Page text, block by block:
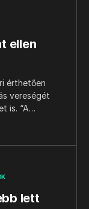
ellen
érthetően
vereségét
is. “A…
lett